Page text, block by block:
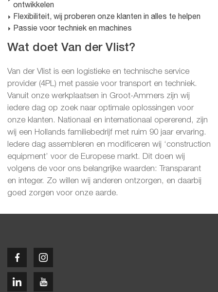
ontwikkelen
Flexibiliteit, wij proberen onze klanten in alles te helpen
Passie voor techniek en machines
Wat doet Van der Vlist?
Van der Vlist is een logistieke en technische service
provider (4PL) met passie voor transport en techniek.
Vanuit onze werkplaatsen in Groot-Ammers zijn wij
iedere dag op zoek naar optimale oplossingen voor
onze klanten. Nationaal en internationaal opererend, zijn
wij een Hollands familiebedrijf met ruim 90 jaar ervaring.
Iedere dag assembleren en modificeren wij ‘construction
equipment’ voor de Europese markt. Dit doen wij
volgens de voor ons belangrijke waarden: Transparant
en integer. Zo willen wij anderen ontzorgen, en daarbij
goed zorgen voor onze aarde.